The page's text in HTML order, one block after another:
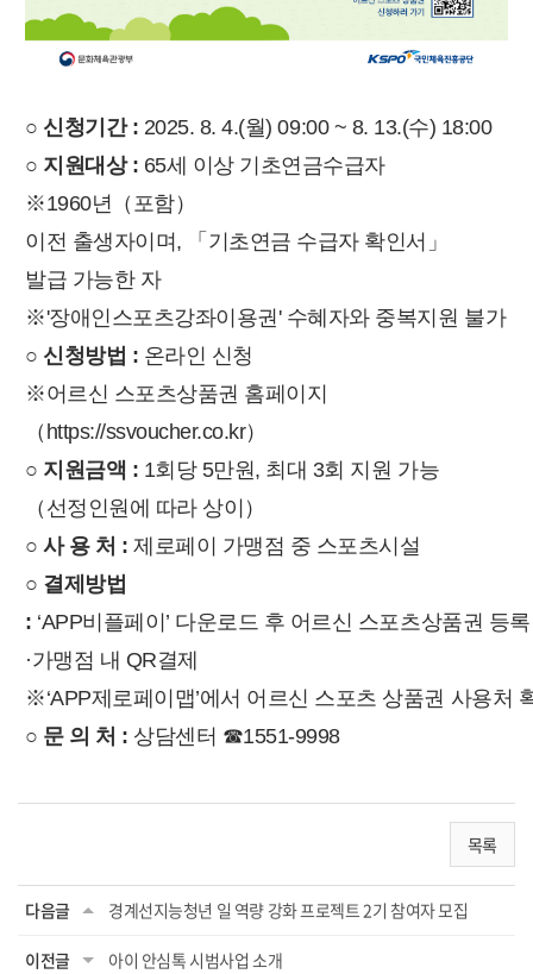
○ 신청기간 : 2025. 8. 4.(월) 09:00 ~ 8. 13.(수) 18:00
○ 지원대상 : 65세 이상 기초연금수급자
※1960년（포함）
이전 출생자이며, 「기초연금 수급자 확인서」
발급 가능한 자
※'장애인스포츠강좌이용권' 수혜자와 중복지원 불가
○ 신청방법 : 온라인 신청
※어르신 스포츠상품권 홈페이지
（https://ssvoucher.co.kr）
○ 지원금액 : 1회당 5만원, 최대 3회 지원 가능
（선정인원에 따라 상이）
○ 사 용 처 : 제로페이 가맹점 중 스포츠시설
○ 결제방법
: ‘APP비플페이’ 다운로드 후 어르신 스포츠상품권 등록
·가맹점 내 QR결제
※‘APP제로페이맵’에서 어르신 스포츠 상품권 사용처
○ 문 의 처 : 상담센터 ☎1551-9998
목록
다음글 경계선지능청년 일 역량 강화 프로젝트 2기 참여자 모집
이전글 아이 안심톡 시범사업 소개